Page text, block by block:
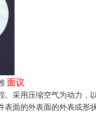
面议
采用压缩空气为动力
面的外表面的外表或